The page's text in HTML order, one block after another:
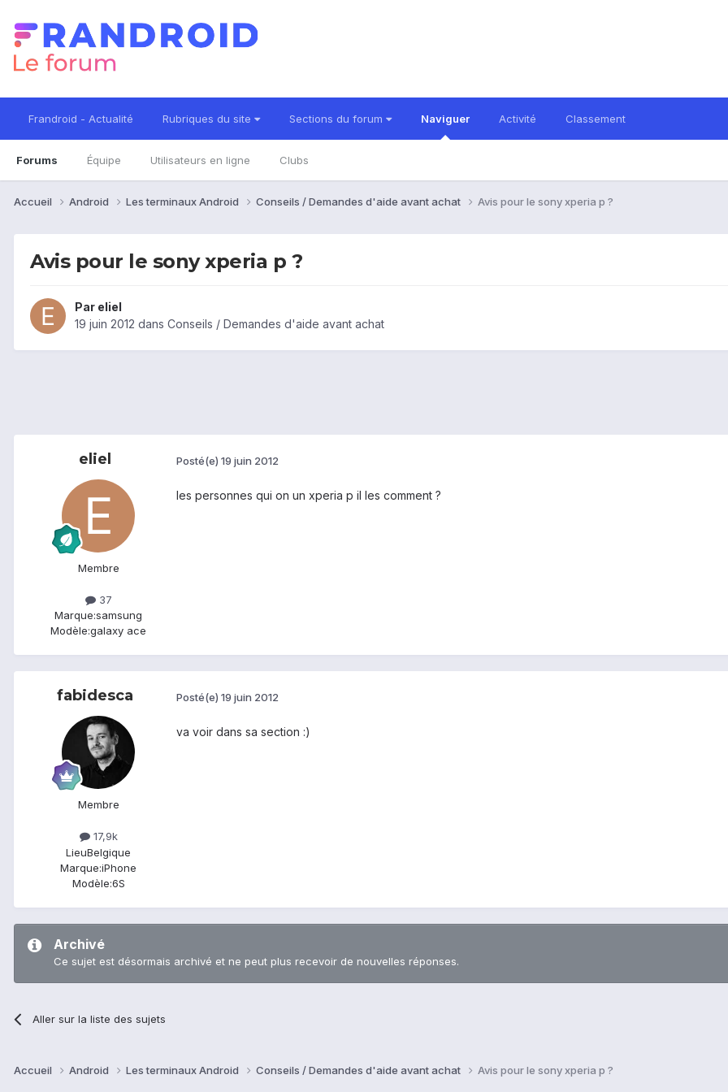
Frandroid - Actualité Rubriques du site Sections du forum Naviguer
Forums Équipe Utilisateurs en ligne Clubs
Activité Classement
Accueil Android Les terminaux Android Conseils / Demandes d'aide avant achat Avis pour le sony xperia p ?
Avis pour le sony xperia p ?
Par eliel
19 juin 2012 dans Conseils / Demandes d'aide avant achat
eliel
Membre
37
Marque:samsung
Modèle:galaxy ace
Posté(e) 19 juin 2012
les personnes qui on un xperia p il les comment ?
fabidesca
Membre
17,9k
LieuBelgique
Marque:iPhone
Modèle:6S
Posté(e) 19 juin 2012
va voir dans sa section :)
Archivé
Ce sujet est désormais archivé et ne peut plus recevoir de nouvelles réponses.
Aller sur la liste des sujets
Accueil Android Les terminaux Android Conseils / Demandes d'aide avant achat Avis pour le sony xperia p ?